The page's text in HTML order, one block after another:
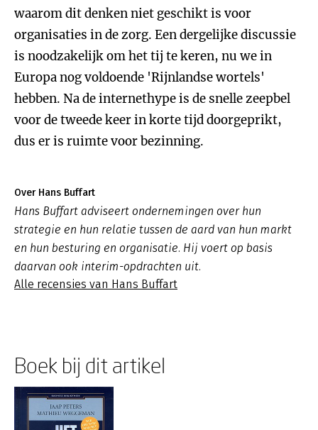
waarom dit denken niet geschikt is voor
organisaties in de zorg. Een dergelijke discussie
is noodzakelijk om het tij te keren, nu we in
Europa nog voldoende 'Rijnlandse wortels'
hebben. Na de internethype is de snelle zeepbel
voor de tweede keer in korte tijd doorgeprikt,
dus er is ruimte voor bezinning.
Over Hans Buffart
Hans Buffart adviseert ondernemingen over hun
strategie en hun relatie tussen de aard van hun markt
en hun besturing en organisatie. Hij voert op basis
daarvan ook interim-opdrachten uit.
Alle recensies van Hans Buffart
Boek bij dit artikel